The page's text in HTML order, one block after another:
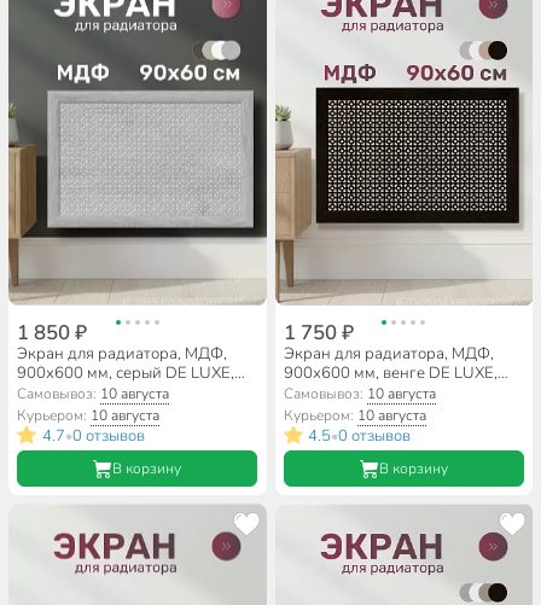
1 850 ₽
Экран для радиатора, МДФ,
900х600 мм, серый DE LUXE,
Дамаско, Стильный Дом
Самовывоз: 10 августа
Курьером: 10 августа
4.7•0 отзывов
В корзину
1 750 ₽
Экран для радиатора, МДФ,
900х600 мм, венге DE LUXE,
Дамаско, Стильный Дом
Самовывоз: 10 августа
Курьером: 10 августа
4.5•0 отзывов
В корзину